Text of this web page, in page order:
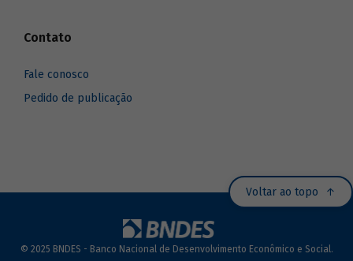
Contato
Fale conosco
Pedido de publicação
Voltar ao topo
© 2025 BNDES - Banco Nacional de Desenvolvimento Econômico e Social.